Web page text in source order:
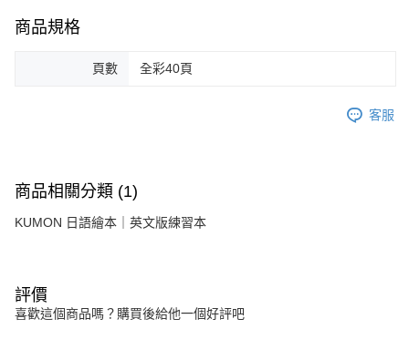
商品規格
頁數 全彩40頁
客服
商品相關分類 (1)
KUMON 日語繪本｜英文版練習本
評價
喜歡這個商品嗎？購買後給他一個好評吧